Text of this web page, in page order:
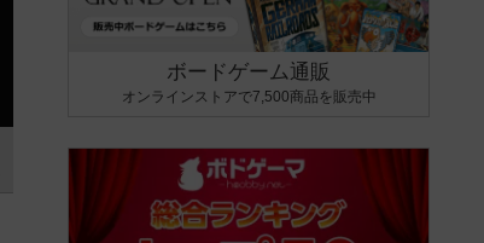
ボードゲーム通販
オンラインストアで7,500商品を販売中